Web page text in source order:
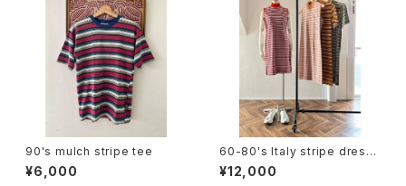
90's mulch stripe tee
¥6,000
60-80's Italy stripe dress
(sleeve less / short sleev
e)
¥12,000